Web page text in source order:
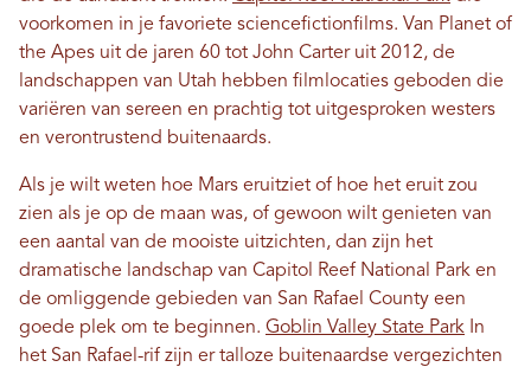
voorkomen in je favoriete sciencefictionfilms. Van Planet of
the Apes uit de jaren 60 tot John Carter uit 2012, de
landschappen van Utah hebben filmlocaties geboden die
variëren van sereen en prachtig tot uitgesproken westers
en verontrustend buitenaards.
Als je wilt weten hoe Mars eruitziet of hoe het eruit zou
zien als je op de maan was, of gewoon wilt genieten van
een aantal van de mooiste uitzichten, dan zijn het
dramatische landschap van Capitol Reef National Park en
de omliggende gebieden van San Rafael County een
goede plek om te beginnen. Goblin Valley State Park In
het San Rafael-rif zijn er talloze buitenaardse vergezichten